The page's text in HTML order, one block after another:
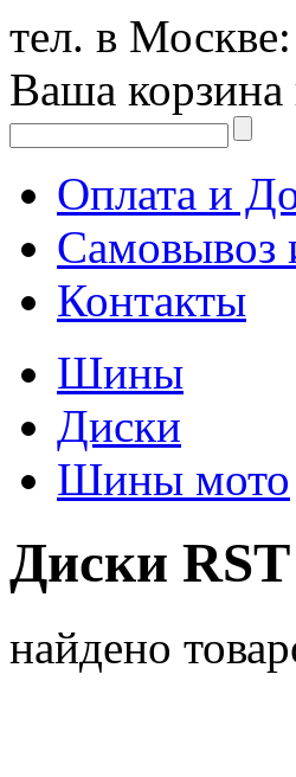
тел. в Москве:
Ваша корзина
Оплата и
Контакты
Шины
Диски
Шины мото
Диски RST
найдено